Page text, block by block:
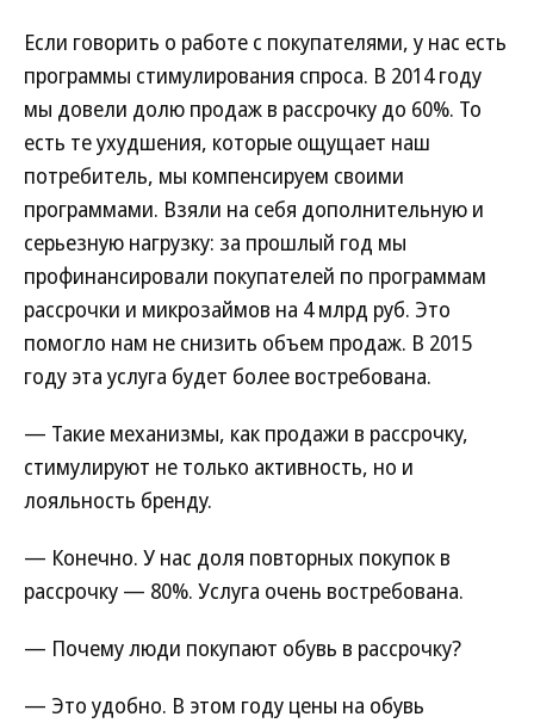
Если говорить о работе с покупателями, у нас есть
программы стимулирования спроса. В 2014 году
мы довели долю продаж в рассрочку до 60%. То
есть те ухудшения, которые ощущает наш
потребитель, мы компенсируем своими
программами. Взяли на себя дополнительную и
серьезную нагрузку: за прошлый год мы
профинансировали покупателей по программам
рассрочки и микрозаймов на 4 млрд руб. Это
помогло нам не снизить объем продаж. В 2015
году эта услуга будет более востребована.
— Такие механизмы, как продажи в рассрочку,
стимулируют не только активность, но и
лояльность бренду.
— Конечно. У нас доля повторных покупок в
рассрочку — 80%. Услуга очень востребована.
— Почему люди покупают обувь в рассрочку?
— Это удобно. В этом году цены на обувь